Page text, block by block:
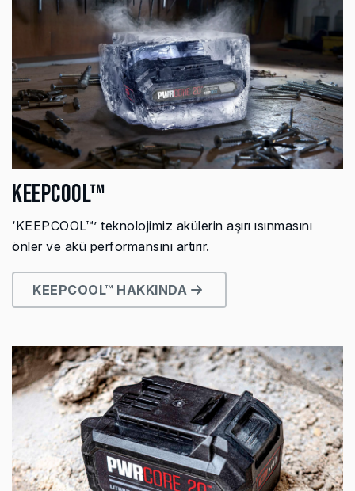
KEEPCOOL™
‘KEEPCOOL™’ teknolojimiz akülerin aşırı ısınmasını
önler ve akü performansını artırır.
KEEPCOOL™ HAKKINDA